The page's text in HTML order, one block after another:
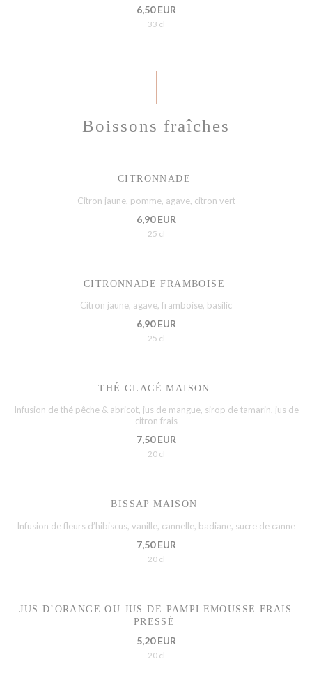
6,50 EUR
33 cl
Boissons fraîches
CITRONNADE
Citron jaune, pomme, agave, citron vert
6,90 EUR
25 cl
CITRONNADE FRAMBOISE
Citron jaune, agave, framboise, basilic
6,90 EUR
25 cl
THÉ GLACÉ MAISON
Infusion de thé pêche & abricot, jus de mangue, sirop de tamarin, jus de
citron frais
7,50 EUR
20 cl
BISSAP MAISON
Infusion de fleurs d’hibiscus, vanille, cannelle, badiane, sucre de canne
7,50 EUR
20 cl
JUS D’ORANGE OU JUS DE PAMPLEMOUSSE FRAIS
PRESSÉ
5,20 EUR
20 cl